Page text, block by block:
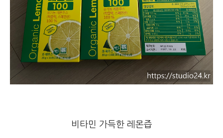
비타민 가득한 레몬즙